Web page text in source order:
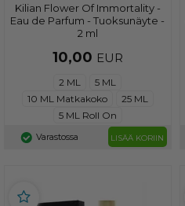
Kilian Flower Of Immortality -
Eau de Parfum - Tuoksunäyte -
2 ml
10,00 EUR
2 ML
5 ML
10 ML Matkakoko
25 ML
5 ML Roll On
Varastossa LISÄÄ KORIIN